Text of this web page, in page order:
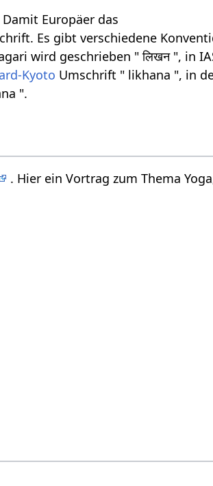
Europäer das
Es gibt verschiedene
wird geschrieben " लिखन ", in
Kyoto Umschrift " likhana ", in
".
. Hier ein Vortrag zum Thema